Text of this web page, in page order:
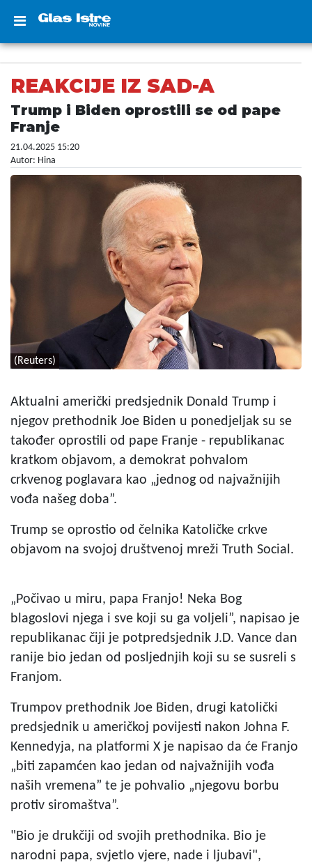
REAKCIJE IZ SAD-A
Trump i Biden oprostili se od pape
Franje
21.04.2025 15:20
Autor: Hina
(Reuters)
Aktualni američki predsjednik Donald Trump i
njegov prethodnik Joe Biden u ponedjeljak su se
također oprostili od pape Franje - republikanac
kratkom objavom, a demokrat pohvalom
crkvenog poglavara kao „jednog od najvažnijih
vođa našeg doba”.
Trump se oprostio od čelnika Katoličke crkve
objavom na svojoj društvenoj mreži Truth Social.
„Počivao u miru, papa Franjo! Neka Bog
blagoslovi njega i sve koji su ga voljeli”, napisao je
republikanac čiji je potpredsjednik J.D. Vance dan
ranije bio jedan od posljednjih koji su se susreli s
Franjom.
Trumpov prethodnik Joe Biden, drugi katolički
predsjednik u američkoj povijesti nakon Johna F.
Kennedyja, na platformi X je napisao da će Franjo
„biti zapamćen kao jedan od najvažnijih vođa
naših vremena” te je pohvalio „njegovu borbu
protiv siromaštva”.
"Bio je drukčiji od svojih prethodnika. Bio je
narodni papa, svjetlo vjere, nade i ljubavi",